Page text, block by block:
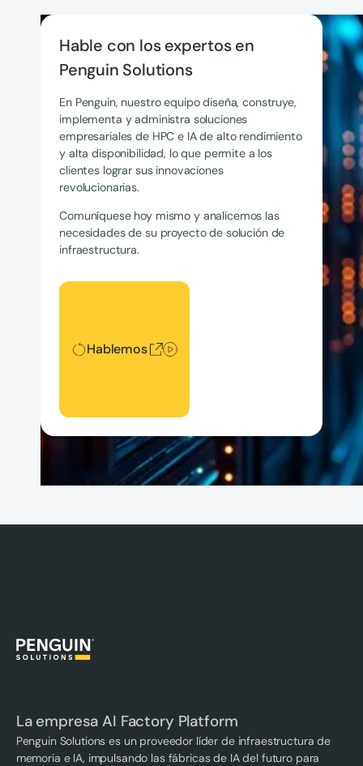
Hable con los expertos en
Penguin Solutions
En Penguin, nuestro equipo diseña, construye,
implementa y administra soluciones
empresariales de HPC e IA de alto rendimiento
y alta disponibilidad, lo que permite a los
clientes lograr sus innovaciones
revolucionarias.
Comuníquese hoy mismo y analicemos las
necesidades de su proyecto de solución de
infraestructura.
Hablemos
Hablemos
La empresa AI Factory Platform
Penguin Solutions es un proveedor líder de infraestructura de
memoria e IA, impulsando las fábricas de IA del futuro para